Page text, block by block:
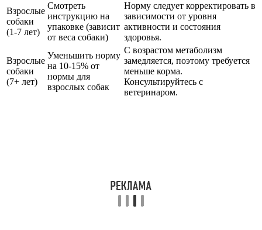
Взрослые
собаки
(1-7 лет)
Смотреть
инструкцию на
упаковке (зависит
от веса собаки)
Норму следует корректировать в
зависимости от уровня
активности и состояния
здоровья.
Взрослые
собаки
(7+ лет)
Уменьшить норму
на 10-15% от
нормы для
взрослых собак
С возрастом метаболизм
замедляется, поэтому требуется
меньше корма.
Консультируйтесь с
ветеринаром.